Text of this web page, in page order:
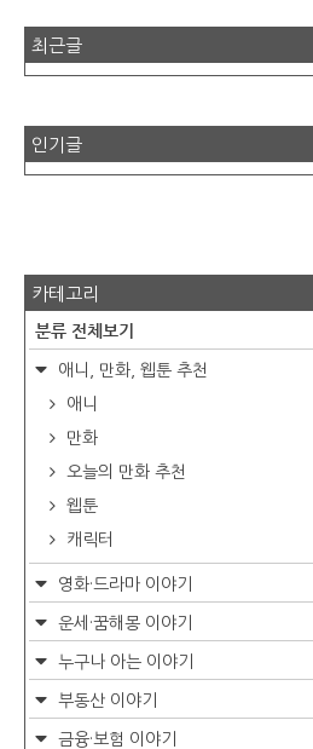
최근글
인기글
카테고리
분류 전체보기
애니, 만화, 웹툰 추천
애니
만화
오늘의 만화 추천
웹툰
캐릭터
영화·드라마 이야기
운세·꿈해몽 이야기
누구나 아는 이야기
부동산 이야기
금융·보험 이야기